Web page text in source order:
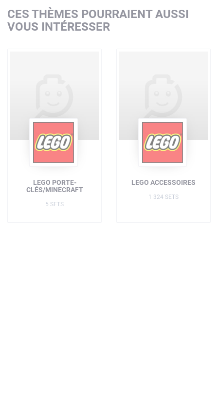
CES THÈMES POURRAIENT AUSSI
VOUS INTÉRESSER
LEGO PORTE-
CLÉS/MINECRAFT
5 SETS
LEGO ACCESSOIRES
1 324 SETS